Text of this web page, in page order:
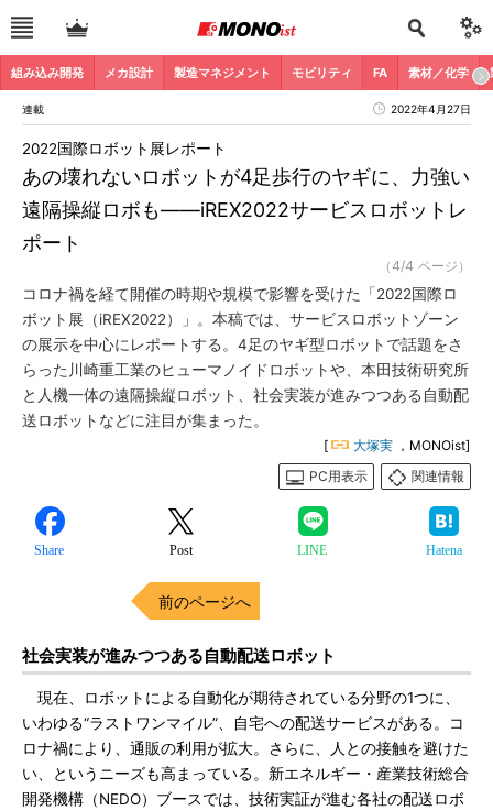
組み込み開発 メカ設計 製造マネジメント モビリティ FA 素材／化学
連載 2022年4月27日
あの壊れないロボットが4足歩行のヤギに、力強い
遠隔操縦ロボも――iREX2022サービスロボットレ
ポート
2022国際ロボット展レポート
（4/4 ページ）
コロナ禍を経て開催の時期や規模で影響を受けた「2022国際ロ
ボット展（iREX2022）」。本稿では、サービスロボットゾーン
の展示を中心にレポートする。4足のヤギ型ロボットで話題をさ
らった川崎重工業のヒューマノイドロボットや、本田技術研究所
と人機一体の遠隔操縦ロボット、社会実装が進みつつある自動配
送ロボットなどに注目が集まった。
[ 大塚実 ，MONOist]
PC用表示
関連情報
Share Post LINE Hatena
前のページへ
社会実装が進みつつある自動配送ロボット
現在、ロボットによる自動化が期待されている分野の1つに、
いわゆる“ラストワンマイル”、自宅への配送サービスがある。コ
ロナ禍により、通販の利用が拡大。さらに、人との接触を避けた
い、というニーズも高まっている。新エネルギー・産業技術総合
開発機構（NEDO）ブースでは、技術実証が進む各社の配送ロボ